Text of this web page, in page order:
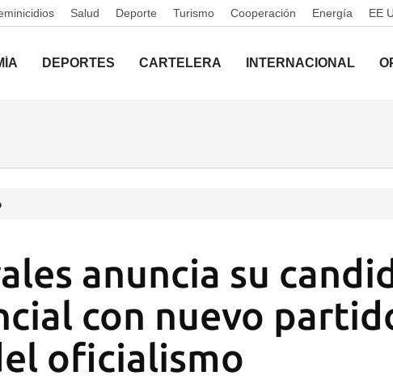
Salud Deporte Turismo Cooperación Energía EE
DEPORTES CARTELERA INTERNACIONAL
anuncia su
con nuevo
oficialismo